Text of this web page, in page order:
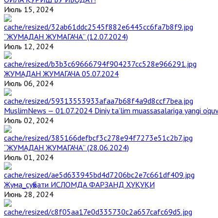
Июль 15, 2024
“ЖУМАДАН ЖУМАГАЧА” (12.07.2024)
Июль 12, 2024
ЖУМАДАН ЖУМАГАЧА 05.07.2024
Июль 06, 2024
MuslimNews — 01.07.2024 Diniy ta’lim muassasalariga yangi
Июль 02, 2024
“ЖУМАДАН ЖУМАГАЧА” (28.06.2024)
Июль 01, 2024
Жума_суҳбати ИСЛОМДА ФАРЗАНД ҲУҚУҚИ
Июнь 28, 2024